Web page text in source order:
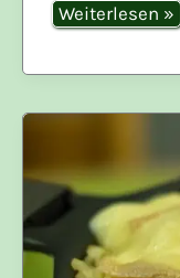
Raclette
zum
Weiterlesen »